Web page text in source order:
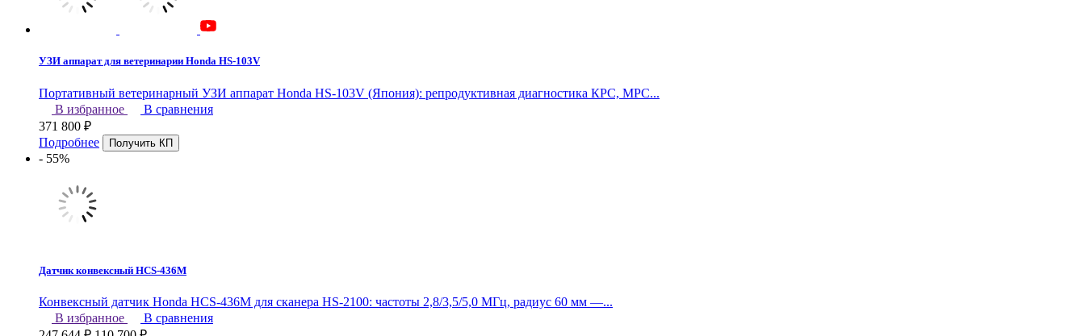
УЗИ аппарат для ветеринарии Honda HS-103V
Портативный ветеринарный УЗИ аппарат Honda HS-103V (Япония): репродуктивная диагностика КРС, МРС...
В избранное
В сравнения
371 800 ₽
Подробнее
- 55%
Датчик конвексный HCS-436M
Конвексный датчик Honda HCS-436M для сканера HS-2100: частоты 2,8/3,5/5,0 МГц, радиус 60 мм —...
В избранное
В сравнения